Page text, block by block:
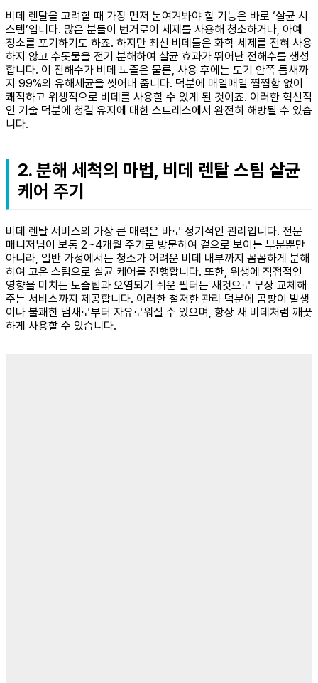
비데 렌탈을 고려할 때 가장 먼저 눈여겨봐야 할 기능은 바로 ‘살균 시
스템’입니다. 많은 분들이 번거로이 세제를 사용해 청소하거나, 아예
청소를 포기하기도 하죠. 하지만 최신 비데들은 화학 세제를 전혀 사용
하지 않고 수돗물을 전기 분해하여 살균 효과가 뛰어난 전해수를 생성
합니다. 이 전해수가 비데 노즐은 물론, 사용 후에는 도기 안쪽 틈새까
지 99%의 유해세균을 씻어내 줍니다. 덕분에 매일매일 찝찝함 없이
쾌적하고 위생적으로 비데를 사용할 수 있게 된 것이죠. 이러한 혁신적
인 기술 덕분에 청결 유지에 대한 스트레스에서 완전히 해방될 수 있습
니다.
2. 분해 세척의 마법, 비데 렌탈 스팀 살균
케어 주기
비데 렌탈 서비스의 가장 큰 매력은 바로 정기적인 관리입니다. 전문
매니저님이 보통 2~4개월 주기로 방문하여 겉으로 보이는 부분뿐만
아니라, 일반 가정에서는 청소가 어려운 비데 내부까지 꼼꼼하게 분해
하여 고온 스팀으로 살균 케어를 진행합니다. 또한, 위생에 직접적인
영향을 미치는 노즐팁과 오염되기 쉬운 필터는 새것으로 무상 교체해
주는 서비스까지 제공합니다. 이러한 철저한 관리 덕분에 곰팡이 발생
이나 불쾌한 냄새로부터 자유로워질 수 있으며, 항상 새 비데처럼 깨끗
하게 사용할 수 있습니다.